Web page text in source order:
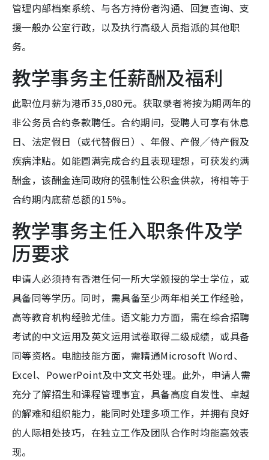
管理内部档案系统、与各方持份者沟通、回复查询、支
援一般办公室行政，以及执行高级人员指派的其他职
务。
教学事务主任薪酬及福利
此职位月薪为港币35,080元。获取录者将按为期两年的
非公务员合约条款聘任。合约期间，受聘人可享有休息
日、法定假日（或代替假日）、年假、产假╱侍产假及
疾病津贴。如能圆满完成合约且表现理想，可获发约满
酬金，该酬金连同政府的强制性公积金供款，将相等于
合约期内底薪总额的15%。
教学事务主任入职条件及学
历要求
申请人必须持有香港任何一所大学颁授的学士学位，或
具备同等学历。同时，需具备至少两年相关工作经验，
高等教育机构经验尤佳。语文能力方面，需在综合招聘
考试的中文运用及英文运用试卷取得二级成绩，或具备
同等资格。电脑技能方面，需精通Microsoft Word、
Excel、PowerPoint及中文文书处理。此外，申请人需
充分了解招生和课程管理事宜，具备高度自发性、卓越
的解难和组织能力，能同时处理多项工作，并拥有良好
的人际相处技巧，在独立工作及团队合作时均能高效表
现。